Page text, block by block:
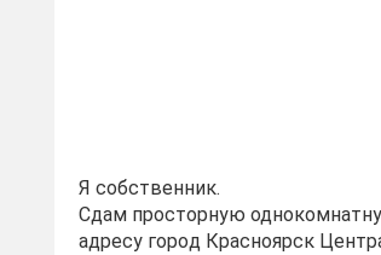
Я cобственник.
Сдaм просторную
адрecу гopoд Краснoярск